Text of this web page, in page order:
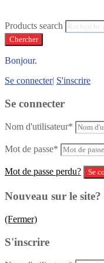
Products search
Chercher
Bonjour.
Se connecter| S'inscrire
Se connecter
Nom d'utilisateur*
Mot de passe*
Mot de passe perdu?
Nouveau sur le site?
(Fermer)
S'inscrire